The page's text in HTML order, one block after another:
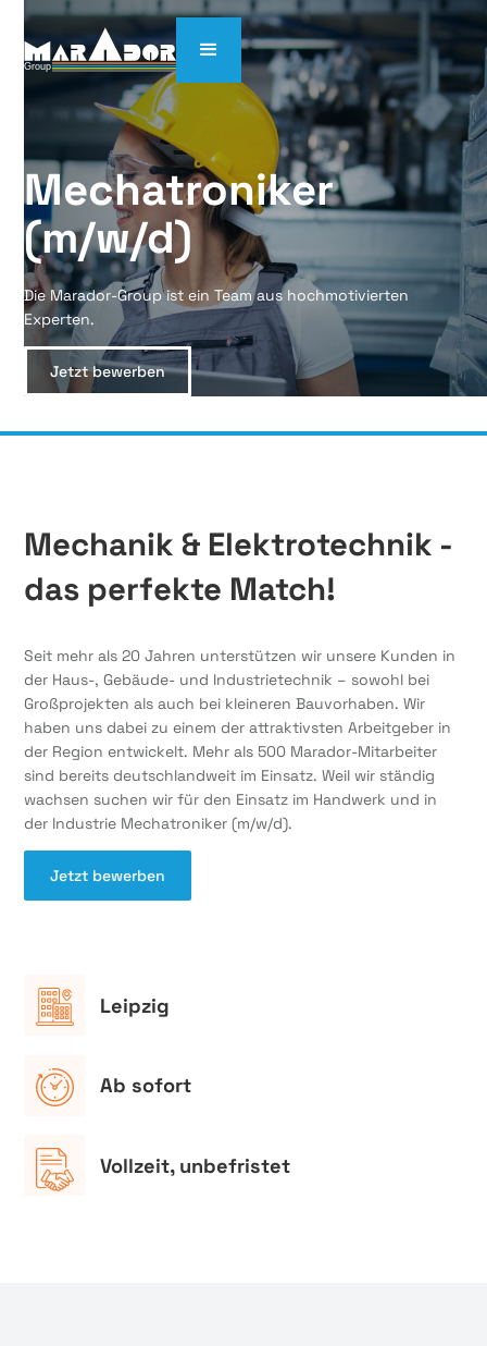
Mechatroniker
(m/w/d)
Die Marador-Group ist ein Team aus hochmotivierten
Experten.
Jetzt bewerben
Mechanik & Elektrotechnik -
das perfekte Match!
Seit mehr als 20 Jahren unterstützen wir unsere Kunden in
der Haus-, Gebäude- und Industrietechnik – sowohl bei
Großprojekten als auch bei kleineren Bauvorhaben. Wir
haben uns dabei zu einem der attraktivsten Arbeitgeber in
der Region entwickelt. Mehr als 500 Marador-Mitarbeiter
sind bereits deutschlandweit im Einsatz. Weil wir ständig
wachsen suchen wir für den Einsatz im Handwerk und in
der Industrie Mechatroniker (m/w/d).
Jetzt bewerben
Leipzig
Ab sofort
Vollzeit, unbefristet